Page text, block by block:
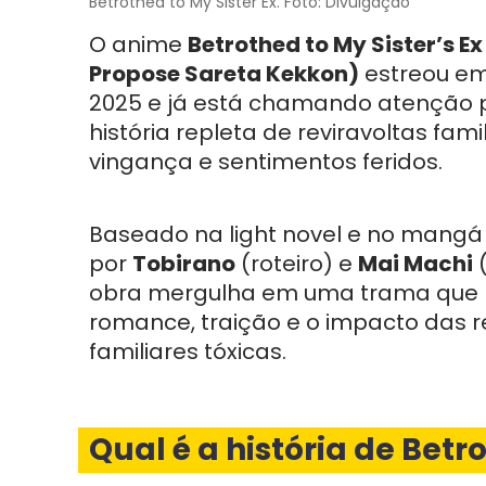
O anime Betrothed to My Sister’s
Propose Sareta Kekkon) estreou
2025 e já está chamando atenção
história repleta de reviravoltas
vingança e sentimentos feridos.
Baseado na light novel e no
por Tobirano (roteiro) e Mai Machi
obra mergulha em uma trama que
romance, traição e o impacto das
familiares tóxicas.
Qual é a história de